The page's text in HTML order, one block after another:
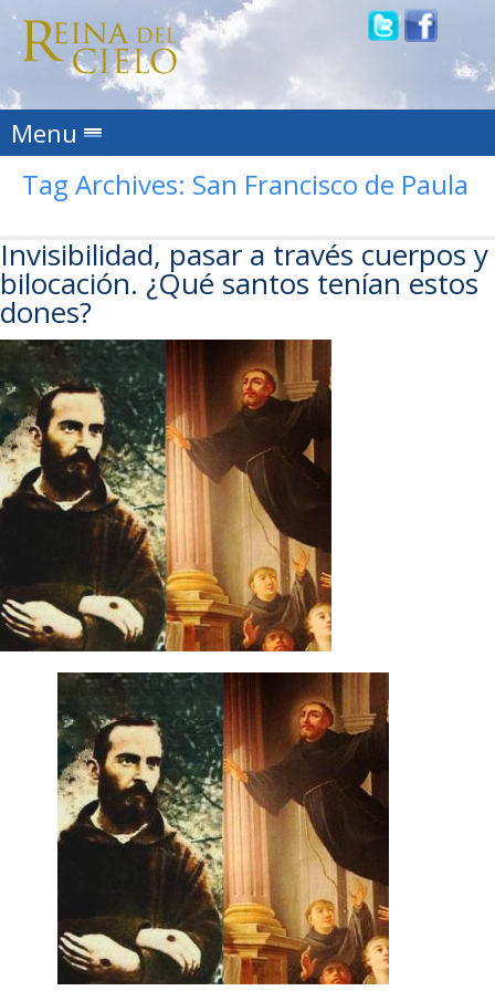
Menu Skip to content
Tag Archives: San Francisco de Paula
Invisibilidad, pasar a través cuerpos y
bilocación. ¿Qué santos tenían estos
dones?